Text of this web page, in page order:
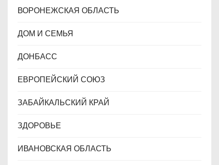
ВОРОНЕЖСКАЯ ОБЛАСТЬ
ДОМ И СЕМЬЯ
ДОНБАСС
ЕВРОПЕЙСКИЙ СОЮЗ
ЗАБАЙКАЛЬСКИЙ КРАЙ
ЗДОРОВЬЕ
ИВАНОВСКАЯ ОБЛАСТЬ